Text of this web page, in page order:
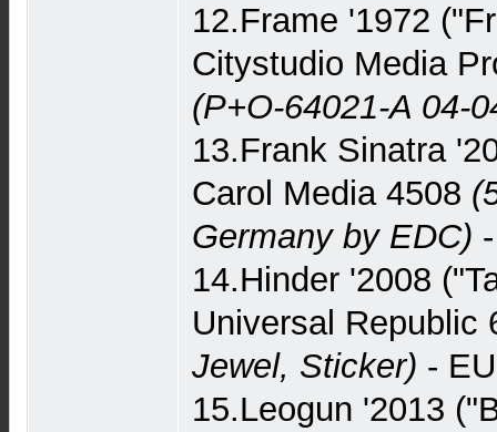
12.Frame '1972
Citystudio Media
(P+O-64021-A 04-
13.Frank Sinatra
Carol Media 4508
Germany by EDC)
14.Hinder '2008
Universal Republic
Jewel, Sticker) -
15.Leogun '2013